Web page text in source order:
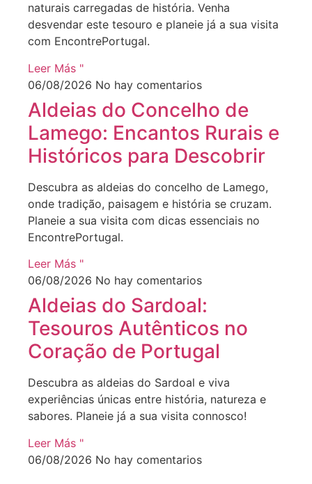
naturais carregadas de história. Venha
desvendar este tesouro e planeie já a sua visita
com EncontrePortugal.
Leer Más "
06/08/2026 No hay comentarios
Aldeias do Concelho de
Lamego: Encantos Rurais e
Históricos para Descobrir
Descubra as aldeias do concelho de Lamego,
onde tradição, paisagem e história se cruzam.
Planeie a sua visita com dicas essenciais no
EncontrePortugal.
Leer Más "
06/08/2026 No hay comentarios
Aldeias do Sardoal:
Tesouros Autênticos no
Coração de Portugal
Descubra as aldeias do Sardoal e viva
experiências únicas entre história, natureza e
sabores. Planeie já a sua visita connosco!
Leer Más "
06/08/2026 No hay comentarios